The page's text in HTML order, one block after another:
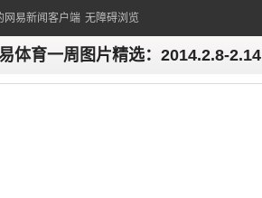
网易新闻客户端 无障碍浏览
体育一周图片精选：2014.2.8-2.14